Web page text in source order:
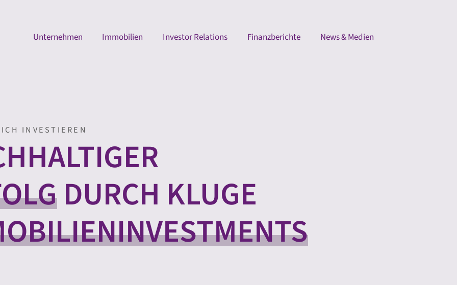
Unternehmen Immobilien Investor Relations Finanzberichte News & Medien
INVESTIEREN
DURCH KLUGE